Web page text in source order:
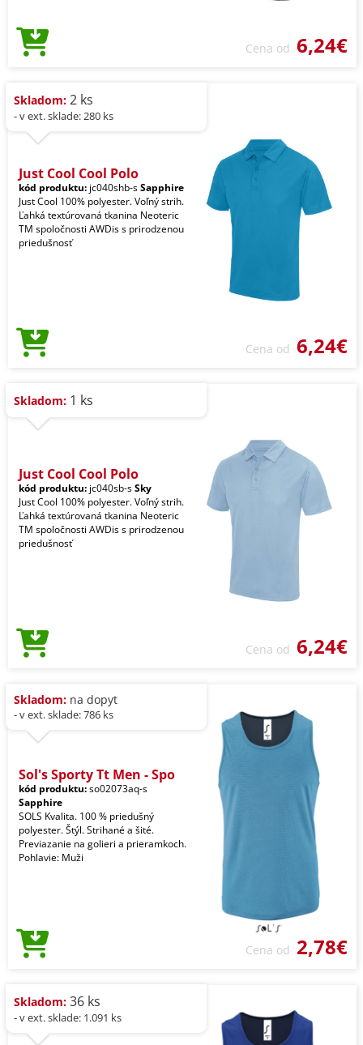
Cena od 6,24€
Skladom: 2 ks
- v ext. sklade: 280 ks
Just Cool Cool Polo
kód produktu: jc040shb-sSapphire
Just Cool 100% polyester. Voľný strih.
Ľahká textúrovaná tkanina Neoteric
TM spoločnosti AWDis s prirodzenou
priedušnosť
Cena od 6,24€
Skladom: 1 ks
Just Cool Cool Polo
kód produktu: jc040sb-sSky
Just Cool 100% polyester. Voľný strih.
Ľahká textúrovaná tkanina Neoteric
TM spoločnosti AWDis s prirodzenou
priedušnosť
Cena od 6,24€
Skladom: na dopyt
- v ext. sklade: 786 ks
Sol's Sporty Tt Men - Spo
kód produktu:so02073aq-s
Sapphire
SOLS Kvalita. 100 % priedušný
polyester. Štýl. Strihané a šité.
Previazanie na golieri a prieramkoch.
Pohlavie: Muži
Cena od 2,78€
Skladom: 36 ks
- v ext. sklade: 1.091 ks